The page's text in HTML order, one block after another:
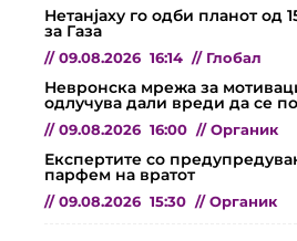
Нетанјаху го одби планот од
за Газа
// 09.08.2026 16:14 // Глобал
Невронска мрежа за
одлучува дали вреди да се
// 09.08.2026 16:00 // Органик
Експертите со
парфем на вратот
// 09.08.2026 15:30 // Органик